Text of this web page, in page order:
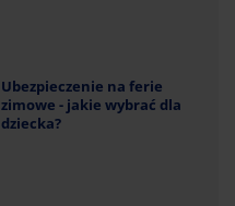
Ubezpieczenie na ferie
zimowe - jakie wybrać dla
dziecka?